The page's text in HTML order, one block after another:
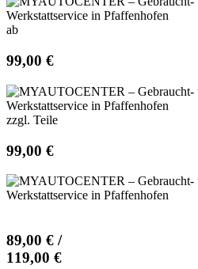
ab
99,00 €
zzgl. Teile
99,00 €
89,00 € /
119,00 €